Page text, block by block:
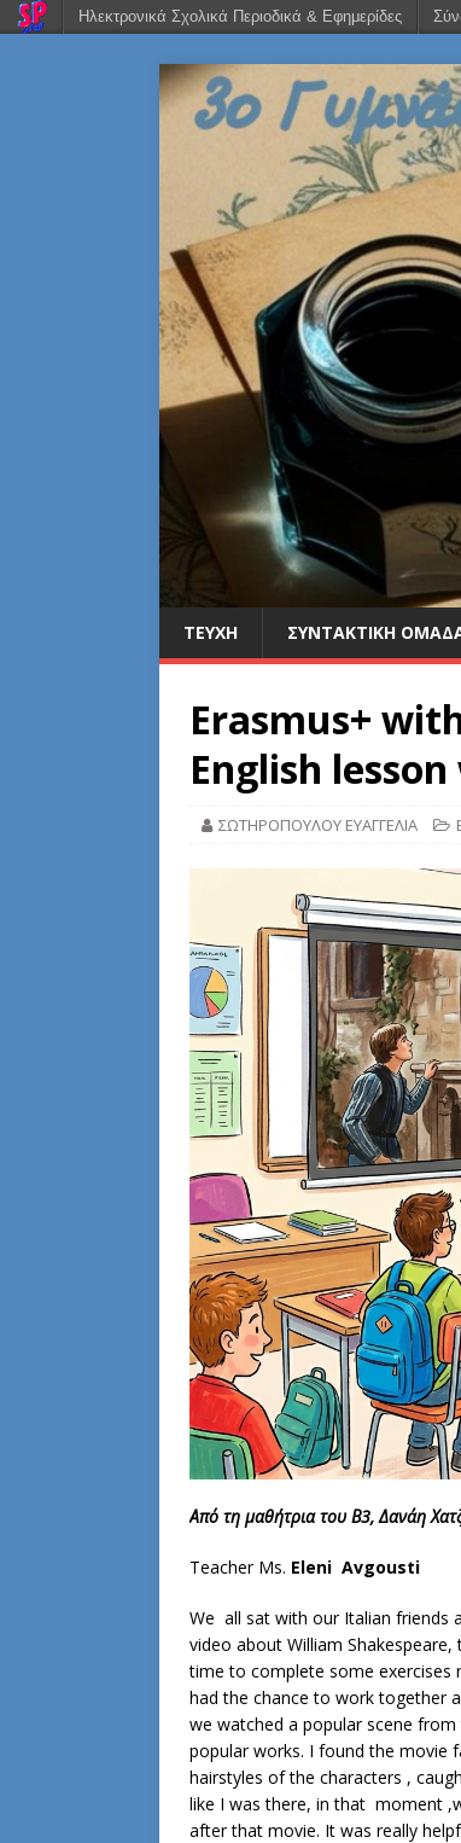
ΤΕΥΧΗ ΣΥΝΤΑΚΤΙΚΗ
Erasmus+
English
ΣΩΤΗΡΟΠΟΥΛΟΥ ΕΥΑΓΓΕΛΙΑ
Από τη μαθήτρια του Β3, Δανάη
Teacher Ms. Eleni Avgousti
We all sat with our Italian friends
video about William
time to complete some exercises
had the chance to work together
we watched a popular scene from
popular works. I found the movie
hairstyles of the characters ,
like I was there, in that moment
after that movie. It was really
Ηλεκτρονικά Σχολικά Περιοδικά & Εφημερίδες